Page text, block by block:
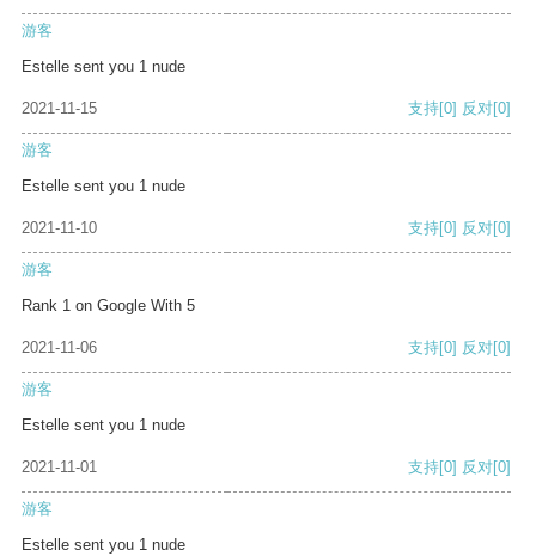
游客
Estelle sent you 1 nude
2021-11-15 支持[0] 反对[0]
游客
Estelle sent you 1 nude
2021-11-10 支持[0] 反对[0]
游客
Rank 1 on Google With 5
2021-11-06 支持[0] 反对[0]
游客
Estelle sent you 1 nude
2021-11-01 支持[0] 反对[0]
游客
Estelle sent you 1 nude